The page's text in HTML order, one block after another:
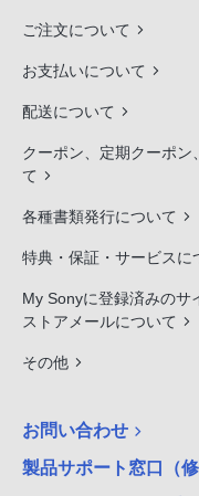
ご注文について
お支払いについて
配送について
クーポン、定期クーポ
て
各種書類発行について
特典・保証・サービスに
My Sonyに登録済みのサ
ストアメールについて
その他
お問い合わせ
製品サポート窓口（修